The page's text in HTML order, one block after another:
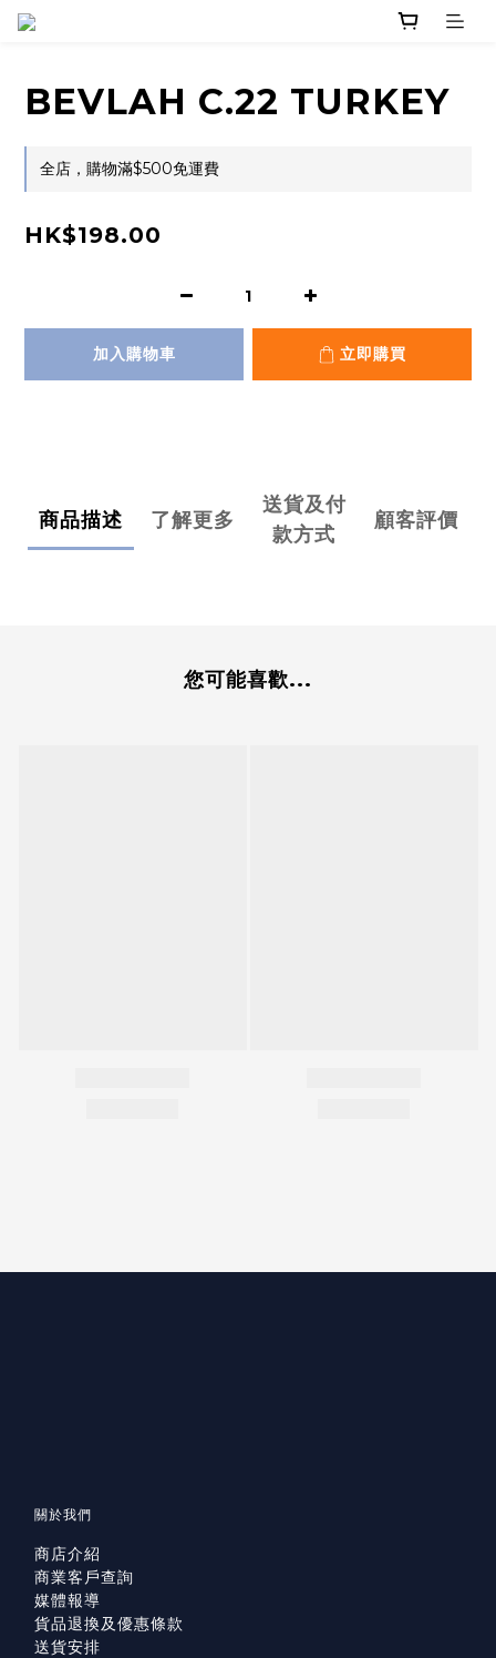
BEVLAH C.22 TURKEY
全店，購物滿$500免運費
HK$198.00
加入購物車 立即購買
商品描述 了解更多
送貨及付
款方式
顧客評價
您可能喜歡...
關於我們
商店介紹
商業客戶查詢
媒體報導
貨品退換及優惠條款
送貨安排